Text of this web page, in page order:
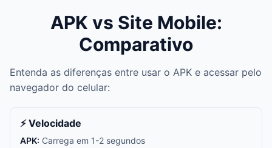
APK vs Site Mobile:
Comparativo
Entenda as diferenças entre usar o APK e acessar pelo
navegador do celular:
⚡ Velocidade
APK: Carrega em 1-2 segundos